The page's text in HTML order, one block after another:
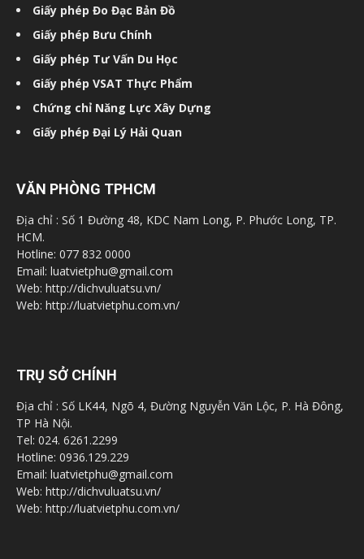
Giấy phép Đo Đạc Bản Đồ
Giấy phép Bưu Chính
Giấy phép Tư Vấn Du Học
Giấy phép VSAT Thực Phẩm
Chứng chỉ Năng Lực Xây Dựng
Giấy phép Đại Lý Hải Quan
VĂN PHÒNG TPHCM
Địa chỉ : Số 1 Đường 48, KDC Nam Long, P. Phước Long, TP.
HCM.
Hotline: 077 832 0000
Email: luatvietphu@gmail.com
Web: http://dichvuluatsu.vn/
Web: http://luatvietphu.com.vn/
TRỤ SỞ CHÍNH
Địa chỉ : Số LK44, Ngõ 4, Đường Nguyễn Văn Lộc, P. Hà Đông,
TP Hà Nội.
Tel: 024. 6261.2299
Hotline: 0936.129.229
Email: luatvietphu@gmail.com
Web: http://dichvuluatsu.vn/
Web: http://luatvietphu.com.vn/